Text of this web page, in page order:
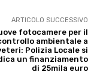
ARTICOLO SUCCESSIVO
fotocamere per il
ambientale a
Polizia Locale si
un finanziamento
di 25mila euro